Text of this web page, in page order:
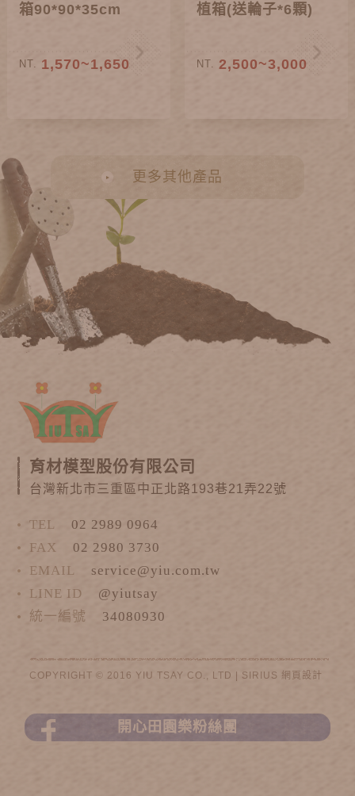
箱90*90*35cm
NT. 1,570~1,650
植箱(送輪子*6顆)
NT. 2,500~3,000
更多其他產品
育材模型股份有限公司
台灣新北市三重區中正北路193巷21弄22號
TEL
02 2989 0964
FAX
02 2980 3730
EMAIL
service@yiu.com.tw
LINE ID
@yiutsay
統一編號
34080930
COPYRIGHT © 2016 YIU TSAY CO., LTD | SIRIUS 網頁設計
開心田園樂粉絲團